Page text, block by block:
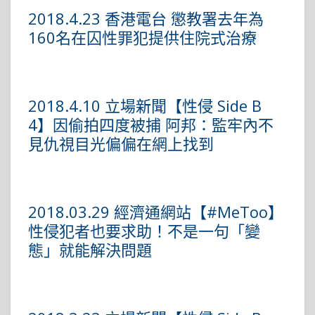
2018.4.23 香港電台 懲教署去年為
160名在囚性罪犯提供住院式治療
2018.4.10 立場新聞【性侵 Side B
4】因偷拍四度被捕 阿邦：監牢內不
見仇視目光偏偏在網上找到
2018.03.29 經濟通網站【#MeToo】
性侵犯者也要求助！不是一句「變
態」就能解決問題